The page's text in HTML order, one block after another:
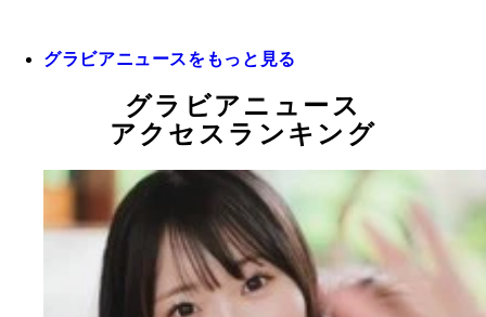
グラビアニュースをもっと見る
グラビアニュース
アクセスランキング